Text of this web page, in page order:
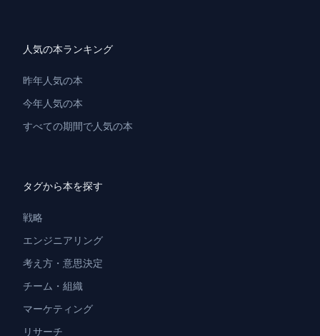
人気の本ランキング
昨年人気の本
今年人気の本
すべての期間で人気の本
タグから本を探す
戦略
エンジニアリング
考え方・意思決定
チーム・組織
マーケティング
リサーチ